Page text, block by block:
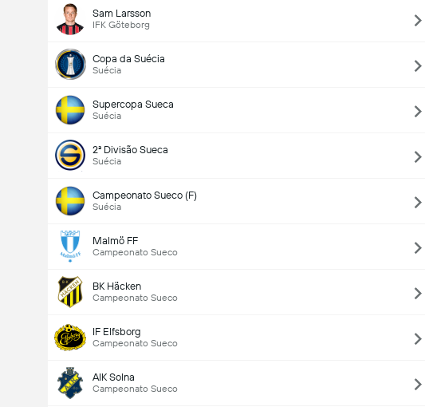
Sam Larsson
IFK Göteborg
Copa da Suécia
Suécia
Supercopa Sueca
Suécia
2ª Divisão Sueca
Suécia
Campeonato Sueco (F)
Suécia
Malmö FF
Campeonato Sueco
BK Häcken
Campeonato Sueco
IF Elfsborg
Campeonato Sueco
AIK Solna
Campeonato Sueco